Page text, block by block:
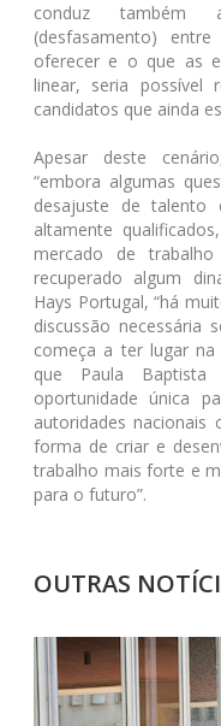
conduz também
(desfasamento)
oferecer e o que as
linear, seria possível
candidatos que ainda
Apesar deste
“embora algumas
desajuste de talento
altamente
mercado de
recuperado algum
Hays Portugal, “há
discussão necessária
começa a ter lugar na
que Paula Baptista
oportunidade única
autoridades
forma de criar e
trabalho mais forte e
para o futuro”.
OUTRAS